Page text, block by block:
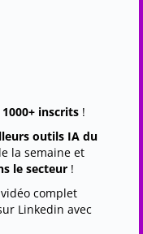
1000+ inscrits !
outils IA du
la semaine et
le secteur !
complet
Linkedin avec